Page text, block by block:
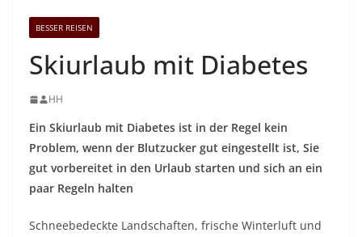
BESSER REISEN
Skiurlaub mit Diabetes
HH
Ein Skiurlaub mit Diabetes ist in der Regel kein
Problem, wenn der Blutzucker gut eingestellt ist, Sie
gut vorbereitet in den Urlaub starten und sich an ein
paar Regeln halten
Schneebedeckte Landschaften, frische Winterluft und